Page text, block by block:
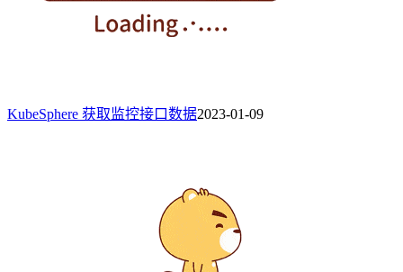
KubeSphere 获取监控接口数据2023-01-09